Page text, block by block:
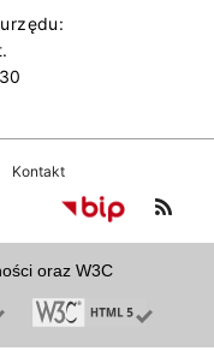
Kontakt
oraz W3C